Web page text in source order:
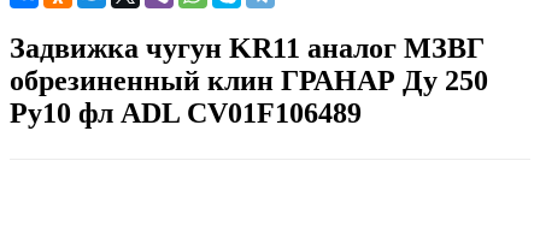
Задвижка чугун KR11 аналог МЗВГ
обрезиненный клин ГРАНАР Ду 250
Ру10 фл ADL CV01F106489